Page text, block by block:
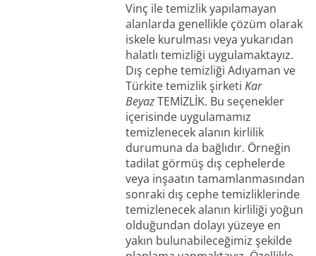
Vinç ile temizlik yapılamayan
alanlarda genellikle çözüm olarak
iskele kurulması veya yukarıdan
halatlı temizliği uygulamaktayız.
Dış cephe temizliği Adıyaman ve
Türkite temizlik şirketiKar
BeyazTEMİZLİK. Bu seçenekler
içerisinde uygulamamız
temizlenecek alanın kirlilik
durumuna da bağlıdır. Örneğin
tadilat görmüş dış cephelerde
veya inşaatın tamamlanmasından
sonraki dış cephe temizliklerinde
temizlenecek alanın kirliliği yoğun
olduğundan dolayı yüzeye en
yakın bulunabileceğimiz şekilde